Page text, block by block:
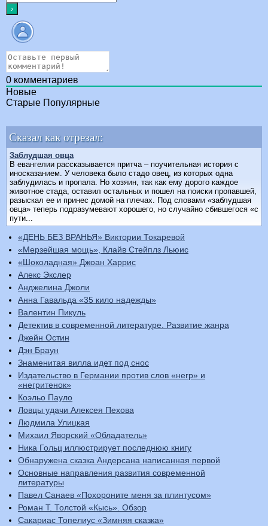
0 комментариев
Новые
Старые Популярные
Сказал как отрезал:
Заблудшая овца
В евангелии рассказывается притча – поучительная история с
иносказанием. У человека было стадо овец, из которых одна
заблудилась и пропала. Но хозяин, так как ему дорого каждое
животное стада, оставил остальных и пошел на поиски пропавшей,
разыскал ее и принес домой на плечах. Под словами «заблудшая
овца» теперь подразумевают хорошего, но случайно сбившегося «с
пути...
«ДЕНЬ БЕЗ ВРАНЬЯ» Виктории Токаревой
«Мерзейшая мощь», Клайв Стейплз Льюис
«Шоколадная» Джоан Харрис
Алекс Экслер
Анджелина Джоли
Анна Гавальда «35 кило надежды»
Валентин Пикуль
Детектив в современной литературе. Развитие жанра
Джейн Остин
Дэн Браун
Знаменитая вилла идет под снос
Издательство в Германии против слов «негр» и
«негритенок»
Коэльо Пауло
Ловцы удачи Алексея Пехова
Людмила Улицкая
Михаил Яворский «Обладатель»
Ника Гольц иллюстрирует последнюю книгу
Обнаружена сказка Андерсана написанная первой
Основные направления развития современной
литературы
Павел Санаев «Похороните меня за плинтусом»
Роман Т. Толстой «Кысь». Обзор
Сакариас Топелиус «Зимняя сказка»